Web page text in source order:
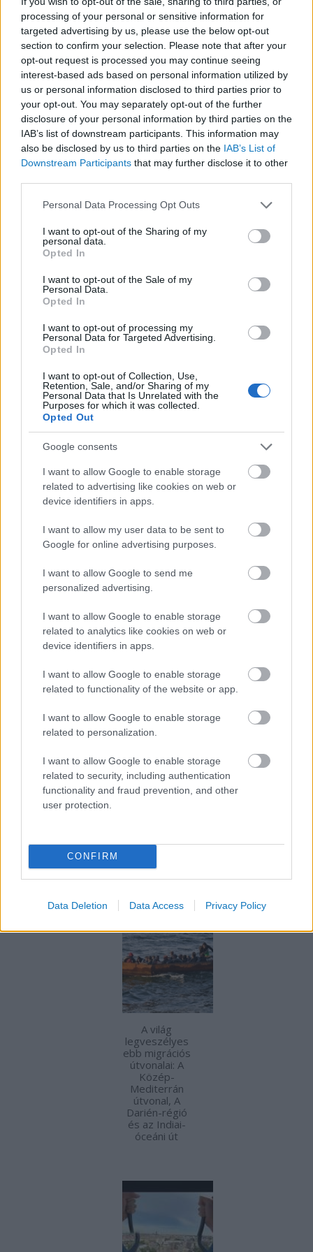
processing of your personal or sensitive information for
targeted advertising by us, please use the below opt-out
section to confirm your selection. Please note that after your
opt-out request is processed you may continue seeing
interest-based ads based on personal information utilized by
us or personal information disclosed to third parties prior to
your opt-out. You may separately opt-out of the further
disclosure of your personal information by third parties on the
IAB’s list of downstream participants. This information may
also be disclosed by us to third parties on the IAB’s List of
Downstream Participants that may further disclose it to other
Please note that this website/app uses one or more Google
not limited to your visit or usage behaviour. You may click to
grant or deny consent to Google and its third-party tags to
use your data for below specified purposes in below Google
consent section.
Personal Data Processing Opt Outs
I want to opt-out of the Sharing of my
personal data.
Opted In
I want to opt-out of the Sale of my
Personal Data.
Opted In
I want to opt-out of processing my
Personal Data for Targeted Advertising.
Opted In
I want to opt-out of Collection, Use,
Retention, Sale, and/or Sharing of my
Personal Data that Is Unrelated with the
Purposes for which it was collected.
Opted Out
Google consents
I want to allow Google to enable storage
related to advertising like cookies on web or
device identifiers in apps.
I want to allow my user data to be sent to
Google for online advertising purposes.
I want to allow Google to send me
personalized advertising.
I want to allow Google to enable storage
related to analytics like cookies on web or
device identifiers in apps.
I want to allow Google to enable storage
related to functionality of the website or app.
I want to allow Google to enable storage
related to personalization.
I want to allow Google to enable storage
related to security, including authentication
functionality and fraud prevention, and other
user protection.
CONFIRM
Data Deletion Data Access Privacy Policy
amely az elménk jutalmazási és
örömközpontjának kielégítő funkcionálásáért
felelős. Amikor bármely olyan tevékenységet
végzünk, amely örömmel tölt el, akkor az
agyunkban dopamin szabadul fel, aminek
következtében az adott aktivitást az öröm
érzésével társítjuk.
A legtöbb embernek
érzékenyen rezonál az elméje a
dopamint adagoló receptorral, ám
a témában végzett kutatások
szerint a DRD4-7R génvariáns
érzéketlenebbek,
emiatt grandiózusabb és izgalmasabb
tapasztalásokat kell átélniük ahhoz, hogy az ő
agyukban is felszabadulhasson a vegyület.
Emiatt szükséges a szüntelen stimuláció, a
fokozott ingerlés: ezért kockáztatnak többet,
vágynak szüntelen az újra.
Bár egyes elméletek szerint ez a gén tehető
felelőssé azért is, ha valamely egyén szeret
vagy épp nem szeret utazni, de ez erőst csak
egyhipotézisnektűnik. Az emberi genom
körübelül húszezer gént tartalmaz, ennek
feltételezés, hogy egyetlen ilyen gén határozza
Arról nem is beszélve, hogy ez a magatartás
inkább a kockáztatásról és a sors konstans
megkísértéséről szól, inkább a destrukcióról,
mint egy minden pontjában megtervezett,
sokadik utazásról.
AJÁNLOTT BEJEGYZÉSEK:
A világ
legveszélyes
ebb migrációs
útvonalai: A
Közép-
Mediterrán
útvonal, A
Darién-régió
és az Indiai-
óceáni út